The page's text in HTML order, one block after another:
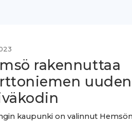
rakennuttaa
uuden
kaupunki on valinnut